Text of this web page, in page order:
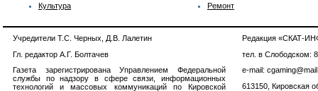
Культура
Ремонт
Учредители Т.С. Черных, Д.В. Лалетин
Гл. редактор А.Г. Болтачев
Газета зарегистрирована Управлением Федеральной
службы по надзору в сфере связи, информационных
технологий и массовых коммуникаций по Кировской
Редакция «СКАТ-
тел. в Слободском:
e-mail:
613150, Кировская